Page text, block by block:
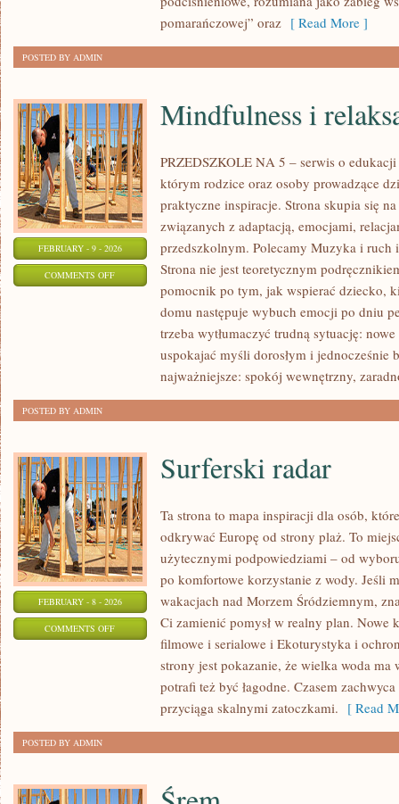
pomarańczowej” oraz [ Read More ]
POSTED BY ADMIN
FEBRUARY - 9 - 2026
COMMENTS OFFON
MINDFULNESS
RELAKSACJA
Mindfulness i
PRZEDSZKOLE NA 5 – serwis o
którym rodzice oraz osoby prowadzące
praktyczne inspiracje. Strona skupia się
związanych z adaptacją, emocjami,
przedszkolnym. Polecamy Muzyka i ruch
Strona nie jest teoretycznym
pomocnik po tym, jak wspierać dziecko,
domu następuje wybuch emocji po dniu
trzeba wytłumaczyć trudną sytuację:
uspokajać myśli dorosłym i jednocześnie
najważniejsze: spokój wewnętrzny,
POSTED BY ADMIN
FEBRUARY - 8 - 2026
COMMENTS OFFON
SURFERSKI
Surferski radar
Ta strona to mapa inspiracji dla osób,
odkrywać Europę od strony plaż. To
użytecznymi podpowiedziami – od
po komfortowe korzystanie z wody. Jeśli
wakacjach nad Morzem Śródziemnym,
Ci zamienić pomysł w realny plan. Nowe
filmowe i serialowe i Ekoturystyka i
strony jest pokazanie, że wielka woda
potrafi też być łagodne. Czasem
przyciąga skalnymi zatoczkami. [ Read
POSTED BY ADMIN